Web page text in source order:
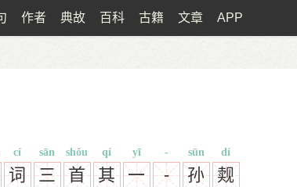
作者 典故 百科 古籍 文章 APP
词
cí
三
sān
首
shǒu
其
qí
一
yī
-
-
孙
sūn
觌
dí